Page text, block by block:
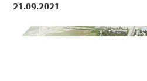
21.09.2021